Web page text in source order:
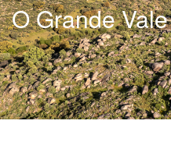
O Grande